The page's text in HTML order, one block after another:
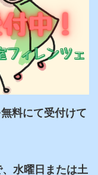
料にて受付けて
水曜日または土